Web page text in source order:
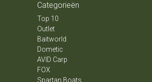
Categorieën
Top 10
Outlet
Baitworld
Dometic
AVID Carp
FOX
Spartan Boats